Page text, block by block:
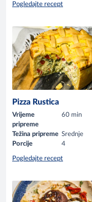
Pogledajte recept
Pizza Rustica
Vrijeme
pripreme
60 min
Težina pripreme Srednje
Porcije
4
Pogledajte recept